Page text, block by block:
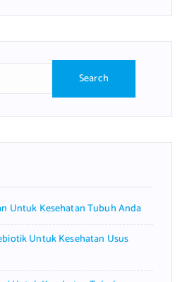
Untuk Kesehatan Tubuh Anda
Untuk Kesehatan Usus